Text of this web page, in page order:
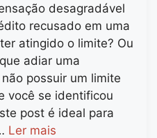
desagradável
recusado em uma
atingido o limite? Ou
adiar uma
possuir um limite
você se identificou
post é ideal para
Ler mais